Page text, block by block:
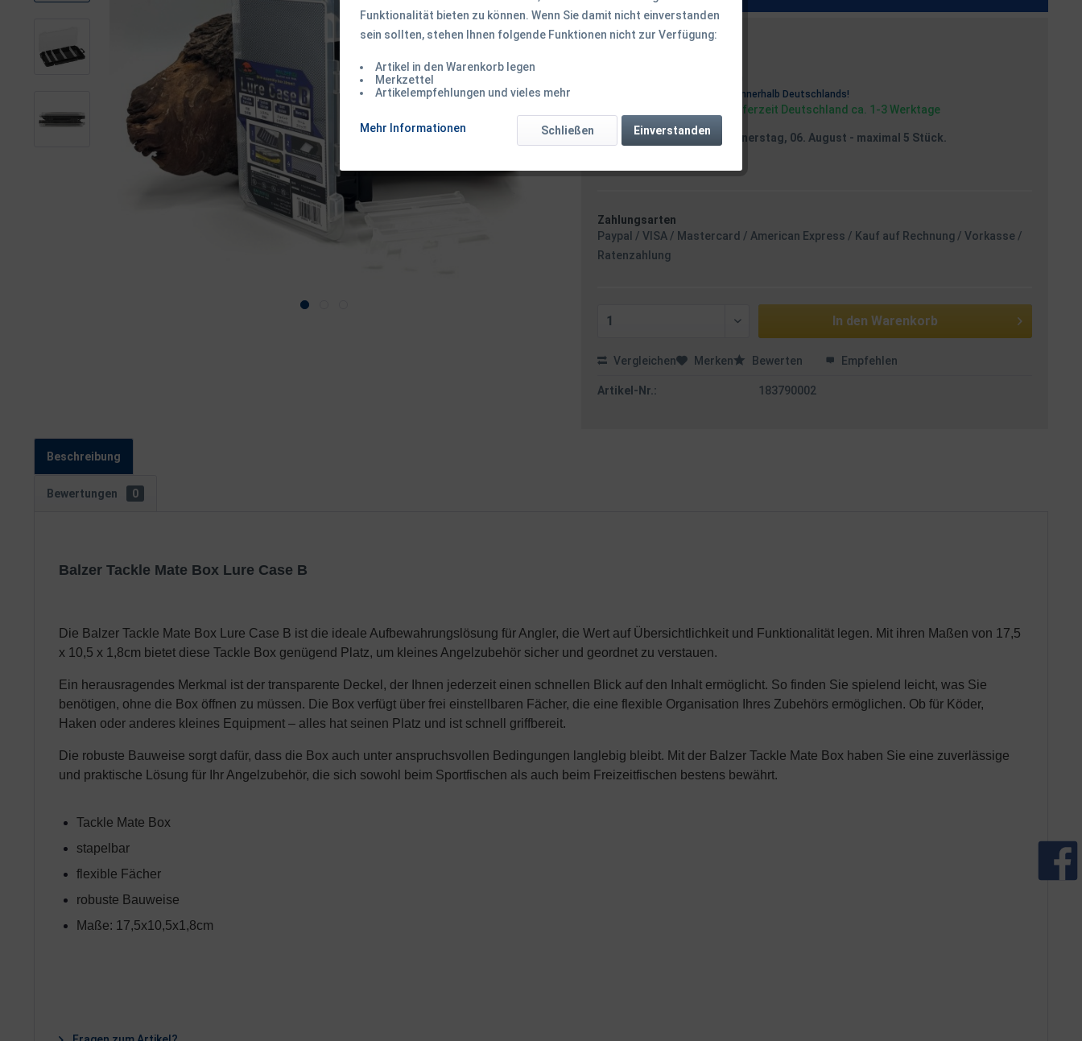
4,50 € *
innerhalb Deutschlands!
Sofort versandfertig, Lieferzeit Deutschland ca. 1-3 Werktage
Versand am Donnerstag, 06. August - maximal 5 Stück.
Zahlungsarten
Paypal / VISA / Mastercard / American Express / Kauf auf Rechnung / Vorkasse /
Ratenzahlung
In den Warenkorb
Vergleichen Merken Bewerten Empfehlen
Artikel-Nr.: 183790002
Beschreibung
Bewertungen 0
Balzer Tackle Mate Box Lure Case B
Die Balzer Tackle Mate Box Lure Case B ist die ideale Aufbewahrungslösung für Angler, die Wert auf Übersichtlichkeit und Funktionalität legen. Mit ihren Maßen von 17,5
x 10,5 x 1,8cm bietet diese Tackle Box genügend Platz, um kleines Angelzubehör sicher und geordnet zu verstauen.
Ein herausragendes Merkmal ist der transparente Deckel, der Ihnen jederzeit einen schnellen Blick auf den Inhalt ermöglicht. So finden Sie spielend leicht, was Sie
benötigen, ohne die Box öffnen zu müssen. Die Box verfügt über frei einstellbaren Fächer, die eine flexible Organisation Ihres Zubehörs ermöglichen. Ob für Köder,
Haken oder anderes kleines Equipment – alles hat seinen Platz und ist schnell griffbereit.
Die robuste Bauweise sorgt dafür, dass die Box auch unter anspruchsvollen Bedingungen langlebig bleibt. Mit der Balzer Tackle Mate Box haben Sie eine zuverlässige
und praktische Lösung für Ihr Angelzubehör, die sich sowohl beim Sportfischen als auch beim Freizeitfischen bestens bewährt.
Tackle Mate Box
stapelbar
flexible Fächer
robuste Bauweise
Maße: 17,5x10,5x1,8cm
Funktionalität bieten zu können. Wenn Sie damit nicht einverstanden
sein sollten, stehen Ihnen folgende Funktionen nicht zur Verfügung:
Artikel in den Warenkorb legen
Merkzettel
Artikelempfehlungen und vieles mehr
Mehr Informationen Einverstanden
Schließen